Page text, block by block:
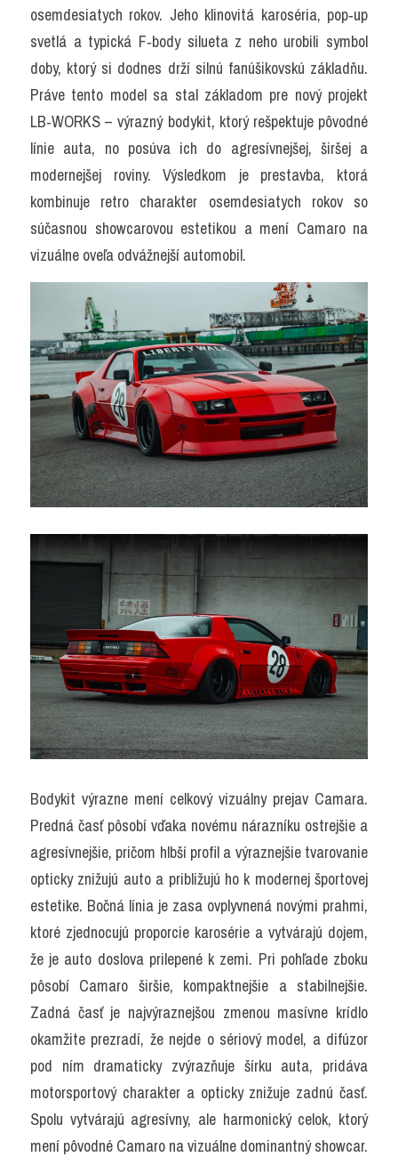
osemdesiatych rokov. Jeho klinovitá karoséria, pop‑up
svetlá a typická F‑body silueta z neho urobili symbol
doby, ktorý si dodnes drží silnú fanúšikovskú základňu.
Práve tento model sa stal základom pre nový projekt
LB‑WORKS – výrazný bodykit, ktorý rešpektuje pôvodné
línie auta, no posúva ich do agresívnejšej, širšej a
modernejšej roviny. Výsledkom je prestavba, ktorá
kombinuje retro charakter osemdesiatych rokov so
súčasnou showcarovou estetikou a mení Camaro na
vizuálne oveľa odvážnejší automobil.
Bodykit výrazne mení celkový vizuálny prejav Camara.
Predná časť pôsobí vďaka novému nárazníku ostrejšie a
agresívnejšie, pričom hlbší profil a výraznejšie tvarovanie
opticky znižujú auto a približujú ho k modernej športovej
estetike. Bočná línia je zasa ovplyvnená novými prahmi,
ktoré zjednocujú proporcie karosérie a vytvárajú dojem,
že je auto doslova prilepené k zemi. Pri pohľade zboku
pôsobí Camaro širšie, kompaktnejšie a stabilnejšie.
Zadná časť je najvýraznejšou zmenou masívne krídlo
okamžite prezradí, že nejde o sériový model, a difúzor
pod ním dramaticky zvýrazňuje šírku auta, pridáva
motorsportový charakter a opticky znižuje zadnú časť.
Spolu vytvárajú agresívny, ale harmonický celok, ktorý
mení pôvodné Camaro na vizuálne dominantný showcar.